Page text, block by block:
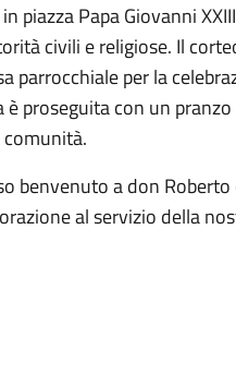
piazza Papa Giovanni
civili e religiose. Il
parrocchiale per la
proseguita con un
benvenuto a don
al servizio della